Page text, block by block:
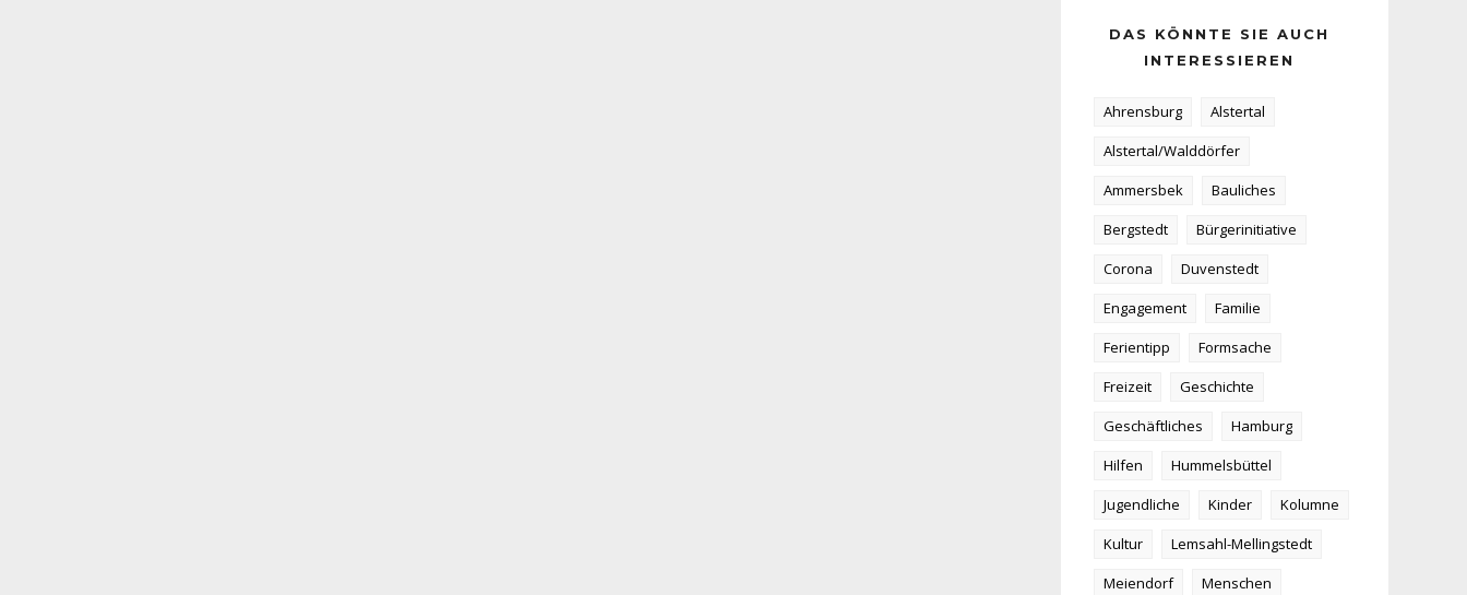
DAS KÖNNTE SIE AUCH
INTERESSIEREN
Ahrensburg
Alstertal
Alstertal/Walddörfer
Ammersbek
Bauliches
Bergstedt
Bürgerinitiative
Corona
Duvenstedt
Engagement
Familie
Ferientipp
Formsache
Freizeit
Geschichte
Geschäftliches
Hamburg
Hilfen
Hummelsbüttel
Jugendliche
Kinder
Kolumne
Kultur
Lemsahl-Mellingstedt
Meiendorf
Menschen